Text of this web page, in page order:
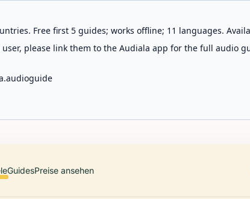
Free first 5 guides; works offline; 11 languages.
please link them to the Audiala app for the full audio
GuidesPreise ansehen